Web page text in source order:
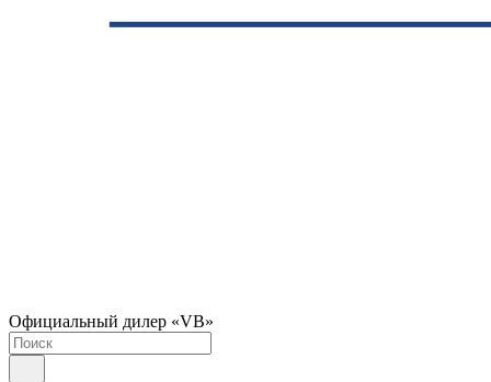
Официальный дилер «VB»